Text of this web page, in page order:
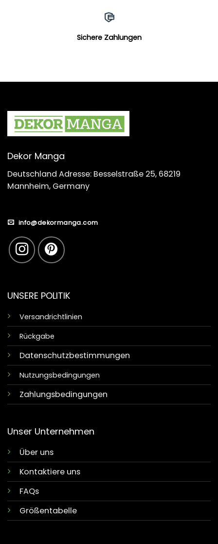
Sichere Zahlungen
Dekor Manga
Deutschland Adresse: Besselstraße 25, 68219
Mannheim, Germany
info@dekormanga.com
UNSERE POLITIK
Versandrichtlinien
Rückgabe
Datenschutzbestimmungen
Nutzungsbedingungen
Zahlungsbedingungen
Unser Unternehmen
Über uns
Kontaktiere uns
FAQs
Größentabelle